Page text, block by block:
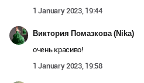
1 January 2023, 19:44
Виктория Помазкова (Nika)
очень красиво!
1 January 2023, 19:58